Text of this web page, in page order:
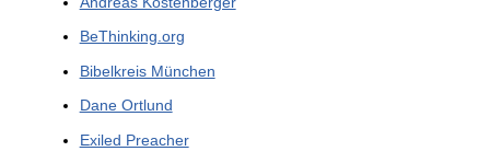
BeThinking.org
Bibelkreis München
Dane Ortlund
Exiled Preacher